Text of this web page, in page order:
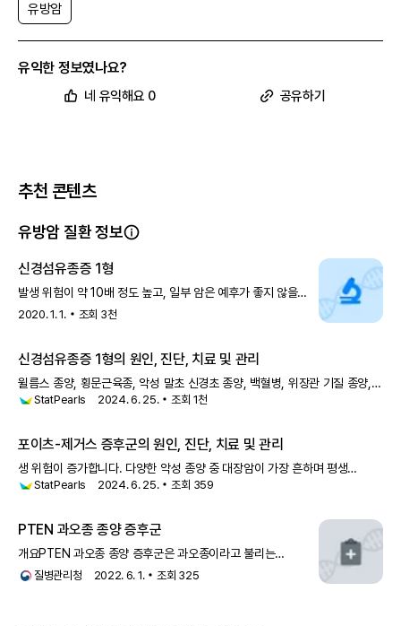
유방암
유익한 정보였나요?
네 유익해요 0 공유하기
추천 콘텐츠
유방암 질환 정보
신경섬유종증 1형
발생 위험이 약 10배 정도 높고, 일부 암은 예후가 좋지 않을
가능성이 높은 편이에요.[4] 여성의 경우 유방암 발생 위험이 약
2020. 1. 1. 조회 3천
신경섬유종증 1형의 원인, 진단, 치료 및 관리
윌름스 종양, 횡문근육종, 악성 말초 신경초 종양, 백혈병, 위장관 기질 종양,
갈색세포종, 망막모세포종, 유방암, 악성 흑색종이 보고되었습니다. 시신경
StatPearls 2024. 6. 25. 조회 1천
포이츠-제거스 증후군의 원인, 진단, 치료 및 관리
생 위험이 증가합니다. 다양한 악성 종양 중 대장암이 가장 흔하며 평생
위험률이 39%입니다. 여성의 경우 유방암이 32%에서 54%의 평생
성선
StatPearls 2024. 6. 25. 조회 359
PTEN 과오종 종양 증후군
개요PTEN 과오종 종양 증후군은 과오종이라고 불리는
비종양성 종괴와 여러 종류의 암, 특히 유방암, 갑상샘암,
질병관리청 2022. 6. 1. 조회 325